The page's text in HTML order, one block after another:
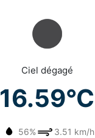
Ciel dégagé
16.59°C
56% 3.51 km/h